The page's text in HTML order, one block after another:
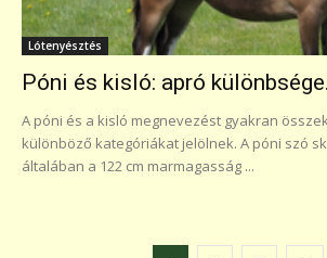
Lótenyésztés
Póni és kisló: apró
A póni és a kisló megnevezést gyakran
különböző kategóriákat jelölnek. A póni szó
általában a 122 cm marmagasság ...